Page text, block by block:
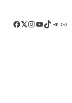
Facebook
LinkedIn
Instagram
YouTube
TikTok